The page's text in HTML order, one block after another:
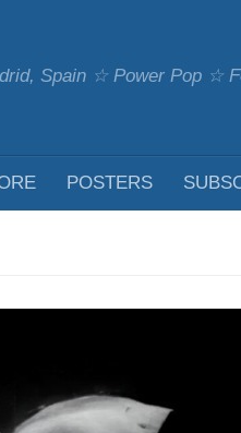
Spain ☆ Power Pop
POSTERS